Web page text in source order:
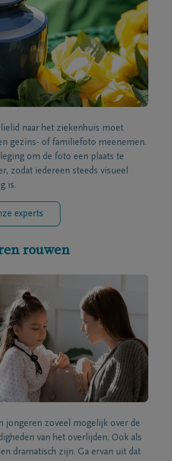
naar het ziekenhuis moet
gezins- of familiefoto meenemen.
om de foto een plaats te
zodat iedereen steeds visueel
is.
experts
rouwen
jongeren zoveel mogelijk over de
van het overlijden. Ook als
dramatisch zijn. Ga ervan uit dat